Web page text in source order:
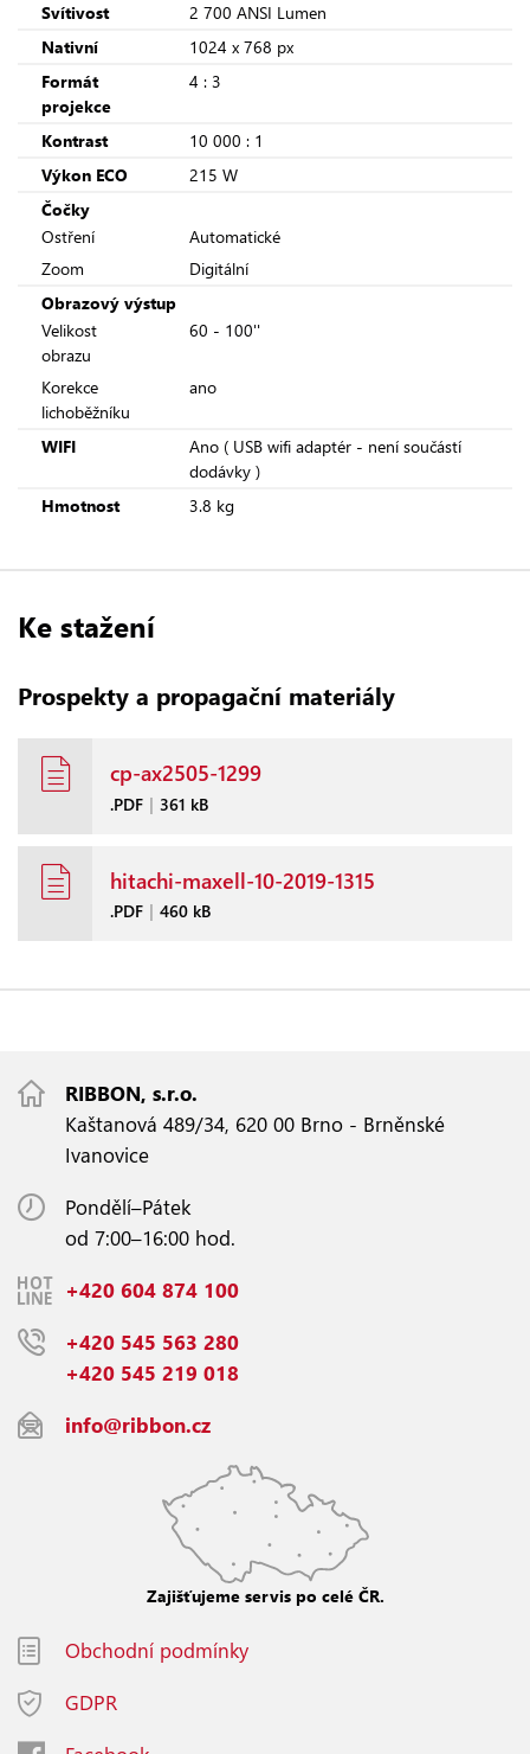
Svítivost
2 700 ANSI Lumen
Nativní
1024 x 768 px
Formát
projekce
4 : 3
Kontrast
10 000 : 1
Výkon ECO
215 W
Čočky
Ostření
Automatické
Zoom
Digitální
Obrazový výstup
Velikost
obrazu
60 - 100''
Korekce
lichoběžníku
ano
WIFI
Ano ( USB wifi adaptér - není součástí
dodávky )
Hmotnost
3.8 kg
Ke stažení
Prospekty a propagační materiály
cp-ax2505-1299
.PDF | 361 kB
hitachi-maxell-10-2019-1315
.PDF | 460 kB
RIBBON, s.r.o.
Kaštanová 489/34, 620 00 Brno - Brněnské
Ivanovice
Pondělí–Pátek
od 7:00–16:00 hod.
+420 604 874 100
+420 545 563 280
+420 545 219 018
info@ribbon.cz
Zajišťujeme servis po celé ČR.
Obchodní podmínky
GDPR